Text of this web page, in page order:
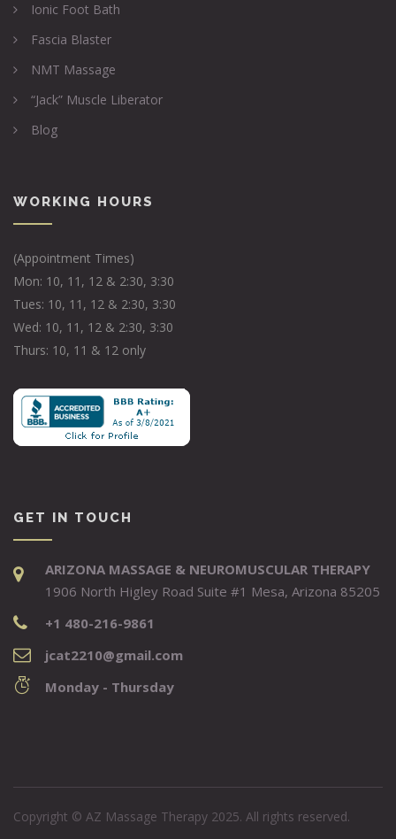
Ionic Foot Bath
Fascia Blaster
NMT Massage
“Jack” Muscle Liberator
Blog
WORKING HOURS
(Appointment Times)
Mon: 10, 11, 12 & 2:30, 3:30
Tues: 10, 11, 12 & 2:30, 3:30
Wed: 10, 11, 12 & 2:30, 3:30
Thurs: 10, 11 & 12 only
GET IN TOUCH
ARIZONA MASSAGE & NEUROMUSCULAR THERAPY
1906 North Higley Road Suite #1 Mesa, Arizona 85205
+1 480-216-9861
jcat2210@gmail.com
Monday - Thursday
Copyright © AZ Massage Therapy 2025. All rights reserved.